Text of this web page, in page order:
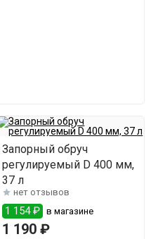
Запорный обруч
регулируемый D 400 мм,
37 л
нет отзывов
1 154 ₽ в магазине
1 190 ₽